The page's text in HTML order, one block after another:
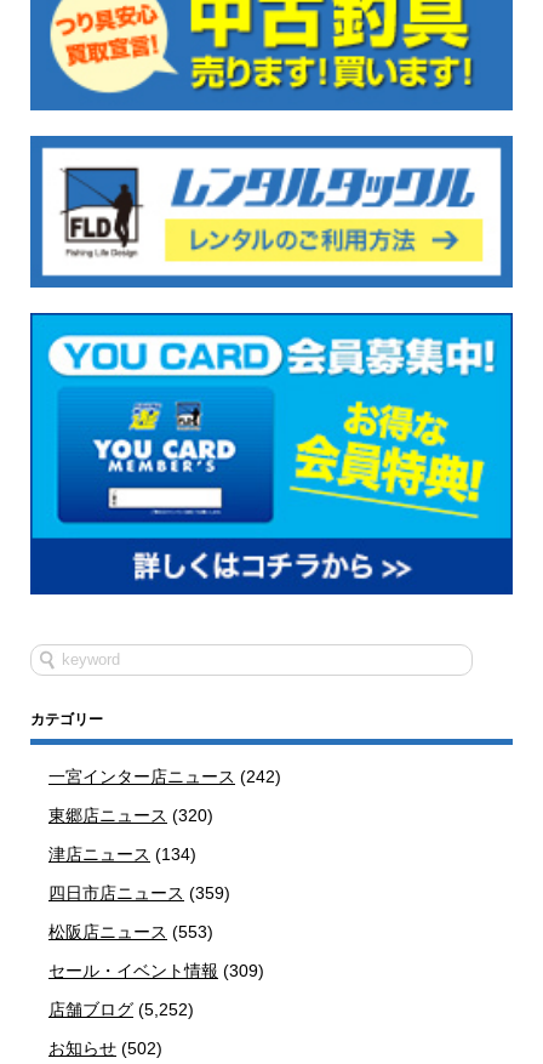
カテゴリー
一宮インター店ニュース (242)
東郷店ニュース (320)
津店ニュース (134)
四日市店ニュース (359)
松阪店ニュース (553)
セール・イベント情報 (309)
店舗ブログ (5,252)
お知らせ (502)